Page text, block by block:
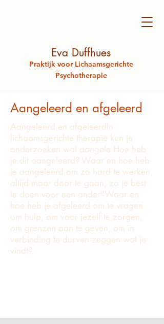
Eva Duffhues
Praktijk voor Lichaamsgerichte
Psychotherapie
Aangeleerd en afgeleerd
Aangeleerd en afgeleerdIn
lichaamsgerichte therapie kun je
onderzoeken wat aangele ​Hoe heb
je dit aangeleerd? ​Waar en hoe heb
je aangeleerd om zo hard te werken,
altijd maar door te gaan, zo je best
te doen voor een ander?​Waar en
hoe heb je afgeleerd om te vragen
om hulp, om voor jezelf te zorgen,
om grenzen aan te geven, om in
verbinding te durven zeggen wat je
vindt? ​